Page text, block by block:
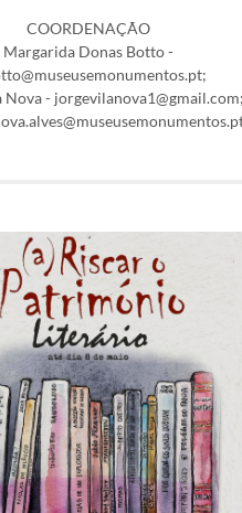
COORDENAÇÃO
Margarida Donas Botto -
Nova - jorgevilanova1@gmail.com;